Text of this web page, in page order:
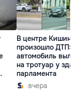
В центре
произошло ДТП:
автомобиль
на тротуар у
парламента
вчера